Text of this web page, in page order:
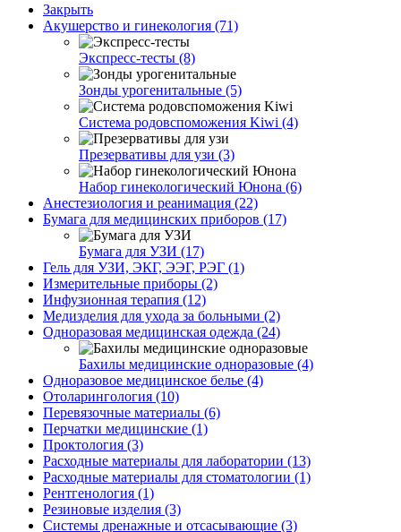
Закрыть
Акушерство и гинекология (71)
Экспресс-тесты (8)
Зонды урогенитальные (5)
Система родовспоможения Kiwi (4)
Презервативы для узи (3)
Набор гинекологический Юнона (6)
Анестезиология и реанимация (22)
Бумага для медицинских приборов (17)
Бумага для УЗИ (17)
Гель для УЗИ, ЭКГ, ЭЭГ, РЭГ (1)
Измерительные приборы (2)
Инфузионная терапия (12)
Медизделия для ухода за больными (2)
Одноразовая медицинская одежда (24)
Бахилы медицинские одноразовые (4)
Одноразовое медицинское белье (4)
Отоларингология (10)
Перевязочные материалы (6)
Перчатки медицинские (1)
Проктология (3)
Расходные материалы для лаборатории (13)
Расходные материалы для стоматологии (1)
Рентгенология (1)
Резиновые изделия (3)
Системы дренажные и отсасывающие (3)